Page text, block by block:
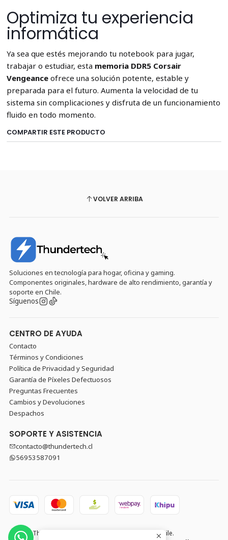
Optimiza tu experiencia
informática
Ya sea que estés mejorando tu notebook para jugar,
trabajar o estudiar, esta memoria DDR5 Corsair
Vengeanceofrece una solución potente, estable y
preparada para el futuro. Aumenta la velocidad de tu
sistema sin complicaciones y disfruta de un funcionamiento
fluido en todo momento.
COMPARTIR ESTE PRODUCTO
VOLVER ARRIBA
Soluciones en tecnología para hogar, oficina y gaming.
Componentes originales, hardware de alto rendimiento, garantía y
soporte en Chile.
Síguenos
CENTRO DE AYUDA
Contacto
Términos y Condiciones
Política de Privacidad y Seguridad
Garantía de Píxeles Defectuosos
Preguntas Frecuentes
Cambios y Devoluciones
Despachos
SOPORTE Y ASISTENCIA
contacto@thundertech.cl
56953587091
2026 Thundertech PC Gamer y Componentes en Chile.